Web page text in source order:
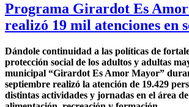
Programa Girardot Es
realizó 19 mil atenciones en
Dándole continuidad a las políticas de
protección social de los adultos y adultas
municipal “Girardot Es Amor Mayor”
septiembre realizó la atención de 19.429
distintas actividades y jornadas en el área